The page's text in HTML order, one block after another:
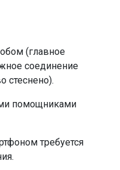
(главное
соединение
стеснено).
помощниками
требуется